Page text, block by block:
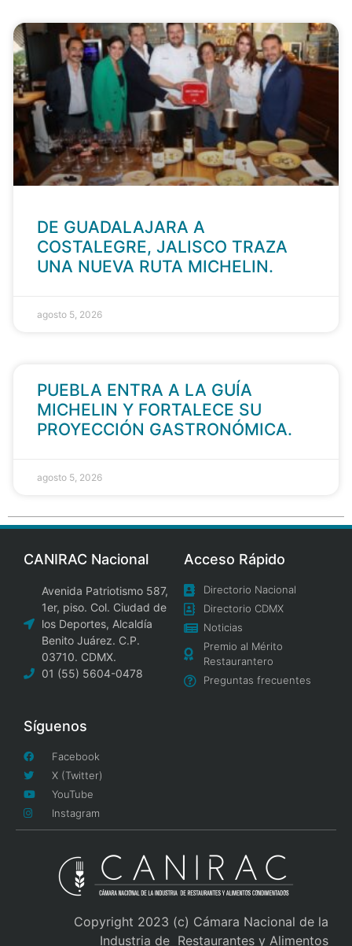
DE GUADALAJARA A
COSTALEGRE, JALISCO TRAZA
UNA NUEVA RUTA MICHELIN.
agosto 5, 2026
PUEBLA ENTRA A LA GUÍA
MICHELIN Y FORTALECE SU
PROYECCIÓN GASTRONÓMICA.
agosto 5, 2026
CANIRAC Nacional
Avenida Patriotismo 587,
1er, piso. Col. Ciudad de
los Deportes, Alcaldía
Benito Juárez. C.P.
03710. CDMX.
01 (55) 5604-0478
Acceso Rápido
Directorio Nacional
Directorio CDMX
Noticias
Premio al Mérito
Restaurantero
Preguntas frecuentes
Síguenos
Facebook
X (Twitter)
YouTube
Instagram
Copyright 2023 (c) Cámara Nacional de la
Industria de Restaurantes y Alimentos